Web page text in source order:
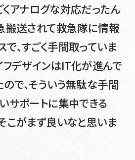
アナログな対応だったん
搬送されて救急隊に情報
、すごく手間取っていま
フデザインはIT化が進んで
で、そういう無駄な手間
サポートに集中できる
こがまず良いなと思いま